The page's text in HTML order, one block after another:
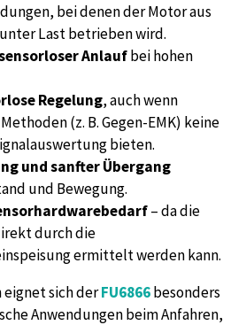
bei denen der Motor aus
Last betrieben wird.
Anlaufbei hohen
Regelung, auch wenn
(z. B. Gegen-EMK) keine
bieten.
und sanfter Übergang
und Bewegung.
– da die
durch die
ermittelt werden kann.
eignet sich derFU6866besonders
Anwendungen beim Anfahren,